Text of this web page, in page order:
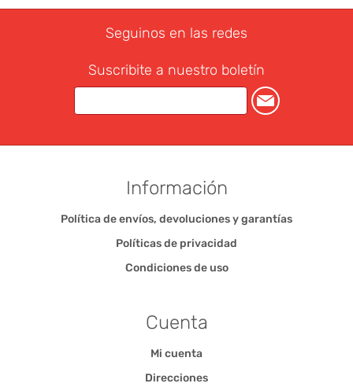
Seguinos en las redes
Suscribite a nuestro boletín
Información
Política de envíos, devoluciones y garantías
Políticas de privacidad
Condiciones de uso
Cuenta
Mi cuenta
Direcciones